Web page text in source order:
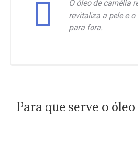
O óleo de camélia
revitaliza a pele e
para fora.
Para que serve o